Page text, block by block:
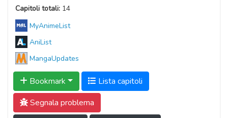
Capitoli totali: 14
MyAnimeList
AniList
MangaUpdates
Bookmark
Lista capitoli
Segnala problema